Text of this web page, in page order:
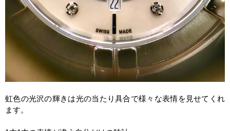
虹色の光沢の輝きは光の当たり具合で様々な表情を見せてくれ
ます。